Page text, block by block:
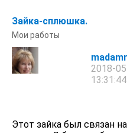
Зайка-сплюшка.
Мои работы
2018-
13:31:44
Этот зайка был связан